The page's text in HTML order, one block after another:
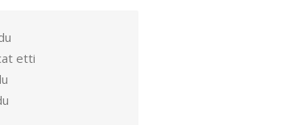
etti